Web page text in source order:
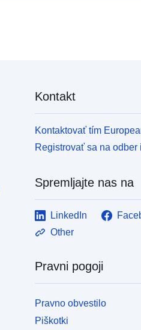
Kontakt
Kontaktovať tím
Registrovať sa na
Spremljajte nas na
LinkedIn
Other
Pravni pogoji
Pravno obvestilo
Piškotki